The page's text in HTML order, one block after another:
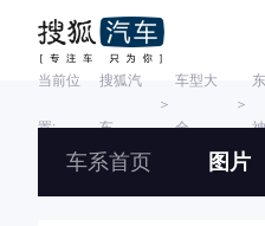
当前位
置:
搜狐汽
车
＞
车型大
全
＞
神
车系首页 图片